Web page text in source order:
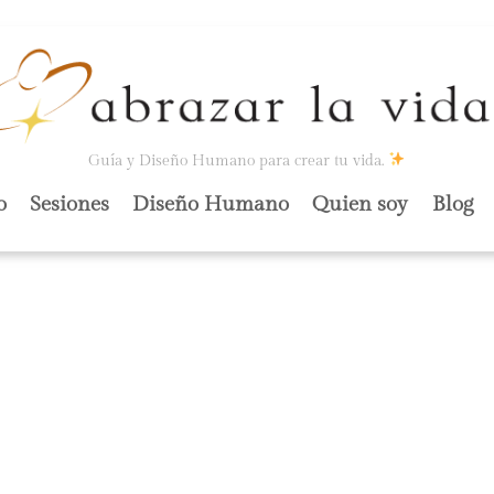
Guía y Diseño Humano para crear tu vida.
Sesiones Diseño Humano Quien soy Blog